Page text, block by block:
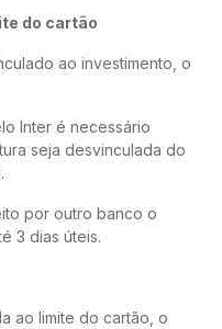
do cartão
ao investimento, o
Inter é necessário
seja desvinculada do
por outro banco o
3 dias úteis.
ao limite do cartão, o